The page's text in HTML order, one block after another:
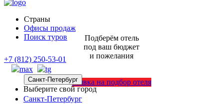
Страны
Офисы продаж
Поиск туров
+7 (812) 250-53-01
Санкт-Петербург
Выберите свой город
Санкт-Петербург
Подберём отель
под ваш бюджет
и пожелания
Заявка на подбор отеля